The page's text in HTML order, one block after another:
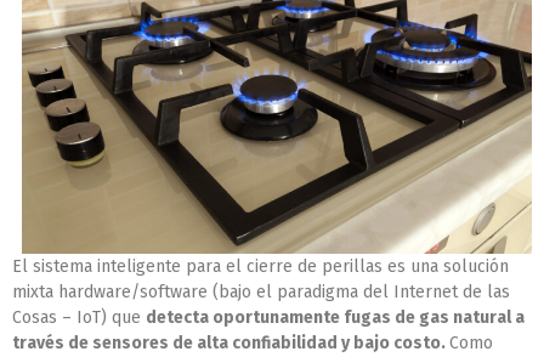
El sistema inteligente para el cierre de perillas es una solución
mixta hardware/software (bajo el paradigma del Internet de las
Cosas – IoT) que detecta oportunamente fugas de gas natural a
través de sensores de alta confiabilidad y bajo costo.Como